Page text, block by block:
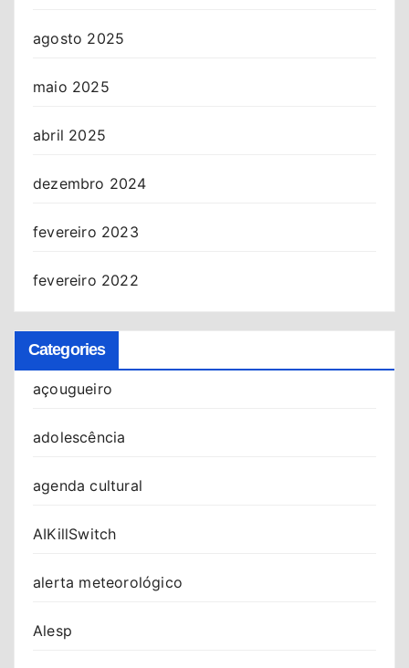
agosto 2025
maio 2025
abril 2025
dezembro 2024
fevereiro 2023
fevereiro 2022
Categories
açougueiro
adolescência
agenda cultural
AIKillSwitch
alerta meteorológico
Alesp